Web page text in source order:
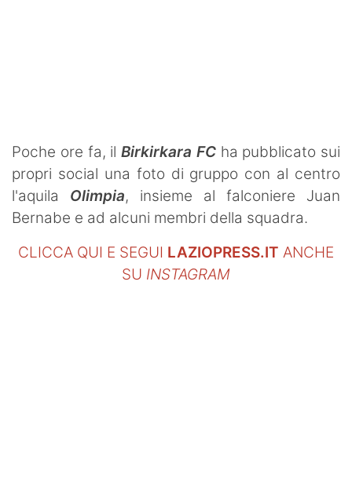
Poche ore fa, il Birkirkara FCha pubblicato sui
propri social una foto di gruppo con al centro
l'aquila Olimpia, insieme al falconiere Juan
Bernabe e ad alcuni membri della squadra.
CLICCA QUI E SEGUI LAZIOPRESS.IT ANCHE
SU INSTAGRAM